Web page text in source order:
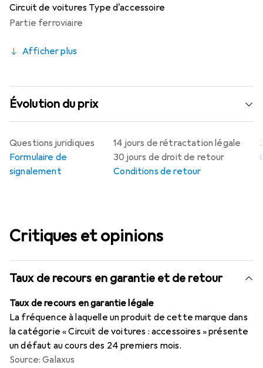
Circuit de voitures Type d'accessoire
Partie ferroviaire
Afficher plus
Évolution du prix
14 jours de rétractation légale
30 jours de droit de retour
Conditions de retour
Questions juridiques
Formulaire de
signalement
Critiques et opinions
Taux de recours en garantie et de retour
Taux de recours en garantie légale
La fréquence à laquelle un produit de cette marque dans
la catégorie « Circuit de voitures : accessoires » présente
un défaut au cours des 24 premiers mois.
Source: Galaxus